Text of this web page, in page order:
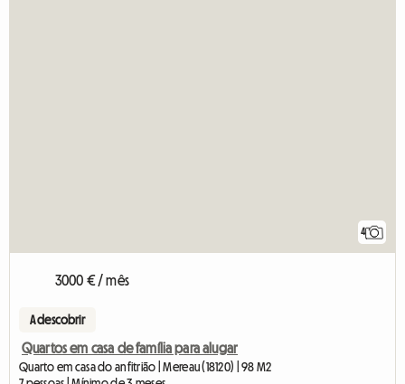
4
3000 € / mês
A descobrir
Quartos em casa de família para alugar
Quarto em casa do anfitrião | Mereau (18120) | 98 M2